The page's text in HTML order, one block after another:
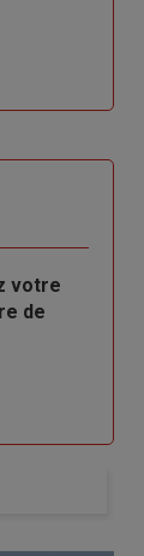
votre
de